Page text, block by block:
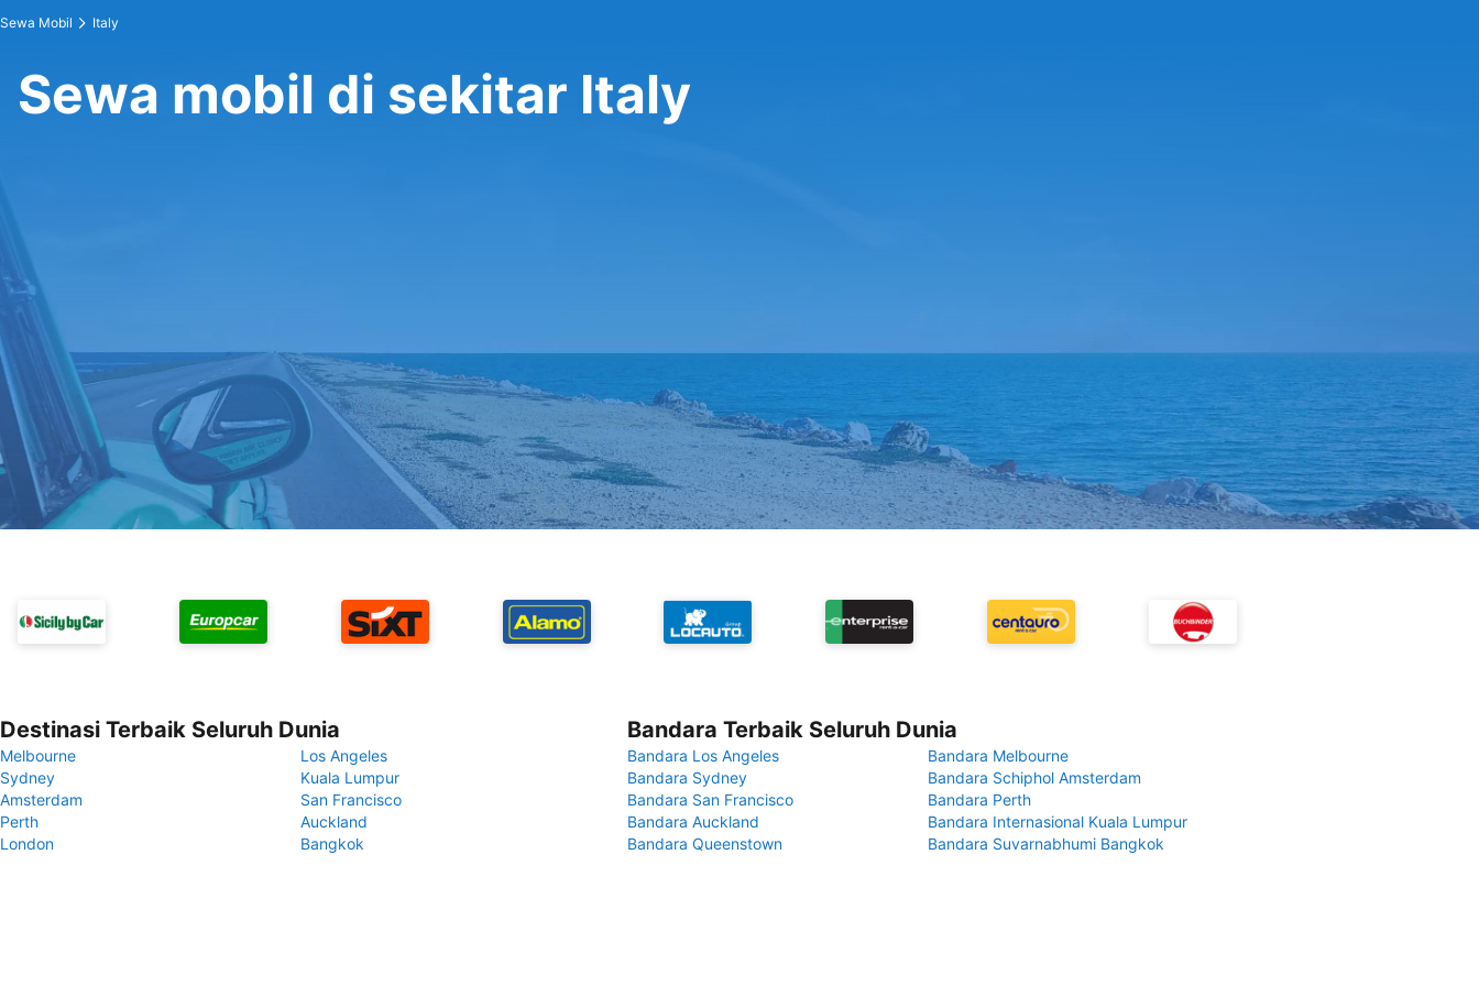
Sewa Mobil Italy
Sewa mobil di sekitar Italy
Destinasi Terbaik Seluruh Dunia
Melbourne
Los Angeles
Sydney
Kuala Lumpur
Amsterdam
San Francisco
Perth
Auckland
London
Bangkok
Bandara Terbaik Seluruh Dunia
Bandara Los Angeles
Bandara Melbourne
Bandara Sydney
Bandara Schiphol Amsterdam
Bandara San Francisco
Bandara Perth
Bandara Auckland
Bandara Internasional Kuala Lumpur
Bandara Queenstown
Bandara Suvarnabhumi Bangkok